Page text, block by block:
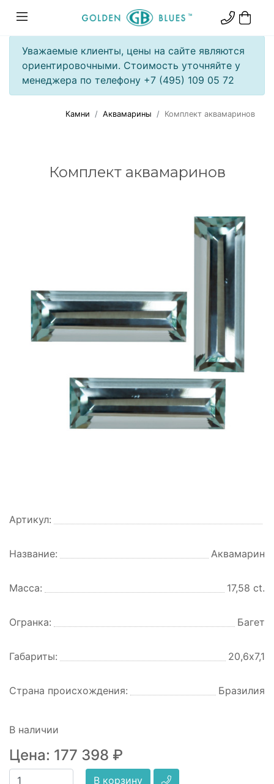
Уважаемые клиенты, цены на сайте являются
ориентировочными. Стоимость уточняйте у
менеджера по телефону +7 (495) 109 05 72
Камни Аквамарины Комплект аквамаринов
Комплект аквамаринов
Артикул:
Название: Аквамарин
Масса: 17,58 ct.
Огранка: Багет
Габариты: 20,6х7,1
Страна происхождения: Бразилия
В наличии
Цена: 177 398 ₽
В корзину